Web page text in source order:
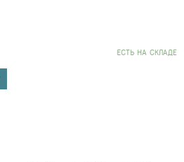
EСТЬ НА СКЛАДЕ